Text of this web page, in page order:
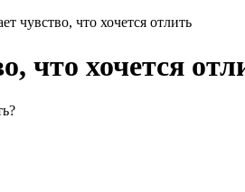
чувство, что хочется отлить
что хочется